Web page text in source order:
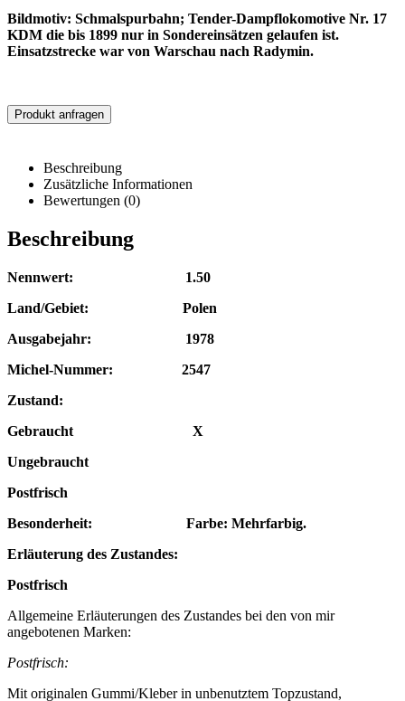
Bildmotiv: Schmalspurbahn; Tender-Dampflokomotive Nr. 17
KDM die bis 1899 nur in Sondereinsätzen gelaufen ist.
Einsatzstrecke war von Warschau nach Radymin.
Produkt anfragen
Beschreibung
Zusätzliche Informationen
Bewertungen (0)
Beschreibung
Nennwert: 1.50
Land/Gebiet: Polen
Ausgabejahr: 1978
Michel-Nummer: 2547
Zustand:
Gebraucht X
Ungebraucht
Postfrisch
Besonderheit: Farbe: Mehrfarbig.
Erläuterung des Zustandes:
Postfrisch
Allgemeine Erläuterungen des Zustandes bei den von mir
angebotenen Marken:
Postfrisch:
Mit originalen Gummi/Kleber in unbenutztem Topzustand,